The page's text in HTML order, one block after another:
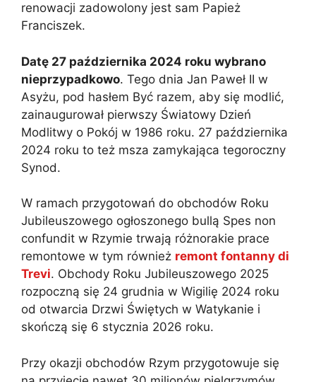
renowacji zadowolony jest sam Papież
Franciszek.
Datę 27 października 2024 roku wybrano
nieprzypadkowo. Tego dnia Jan Paweł II w
Asyżu, pod hasłem Być razem, aby się modlić,
zainaugurował pierwszy Światowy Dzień
Modlitwy o Pokój w 1986 roku. 27 października
2024 roku to też msza zamykająca tegoroczny
Synod.
W ramach przygotowań do obchodów Roku
Jubileuszowego ogłoszonego bullą Spes non
confundit w Rzymie trwają różnorakie prace
remontowe w tym również remont fontanny di
Trevi. Obchody Roku Jubileuszowego 2025
rozpoczną się 24 grudnia w Wigilię 2024 roku
od otwarcia Drzwi Świętych w Watykanie i
skończą się 6 stycznia 2026 roku.
Przy okazji obchodów Rzym przygotowuje się